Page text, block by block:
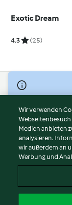
Exotic Dream
4.3 (25)
© Copyright 2026
Disclaimer
Impressum
Cookies
Abo kündigen
Wir verwenden
Medien anbieten
analysieren.
wir außerdem an
Werbung und